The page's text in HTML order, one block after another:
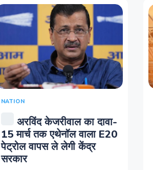
NATION
अरविंद केजरीवाल का दावा-
15 मार्च तक एथेनॉल वाला E20
पेट्रोल वापस ले लेगी केंद्र
सरकार